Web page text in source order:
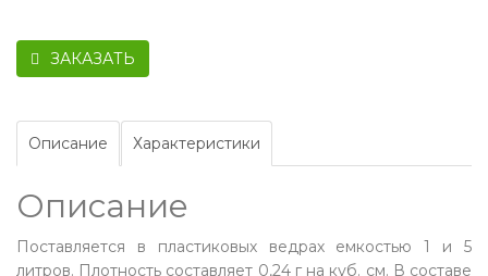
ЗАКАЗАТЬ
Описание Характеристики
Описание
Поставляется в пластиковых ведрах емкостью 1 и 5
литров. Плотность составляет 0,24 г на куб. см. В составе